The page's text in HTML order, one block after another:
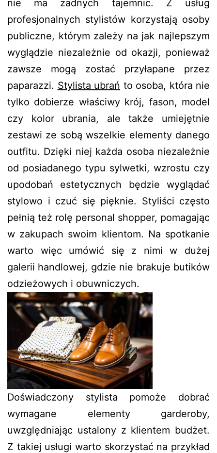
nie ma żadnych tajemnic. Z usług
profesjonalnych stylistów korzystają osoby
publiczne, którym zależy na jak najlepszym
wyglądzie niezależnie od okazji, ponieważ
zawsze mogą zostać przyłapane przez
paparazzi. Stylista ubrań to osoba, która nie
tylko dobierze właściwy krój, fason, model
czy kolor ubrania, ale także umiejętnie
zestawi ze sobą wszelkie elementy danego
outfitu. Dzięki niej każda osoba niezależnie
od posiadanego typu sylwetki, wzrostu czy
upodobań estetycznych będzie wyglądać
stylowo i czuć się pięknie. Styliści często
pełnią też rolę personal shopper, pomagając
w zakupach swoim klientom. Na spotkanie
warto więc umówić się z nimi w dużej
galerii handlowej, gdzie nie brakuje butików
odzieżowych i obuwniczych.
Doświadczony stylista pomoże dobrać
wymagane elementy garderoby,
uwzględniając ustalony z klientem budżet.
Z takiej usługi warto skorzystać na przykład